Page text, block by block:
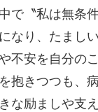
で〝私は無条
なり、たまし
不安を自分の
抱きつつも、
な励ましや支